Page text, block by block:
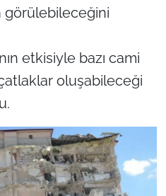
görülebileceğini
etkisiyle bazı cami
oluşabileceği